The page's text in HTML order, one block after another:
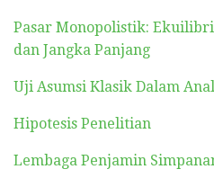
Pasar Monopolistik:
dan Jangka Panjang
Uji Asumsi Klasik Dalam
Hipotesis Penelitian
Lembaga Penjamin